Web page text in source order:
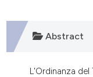
Abstract
L'Ordinanza del